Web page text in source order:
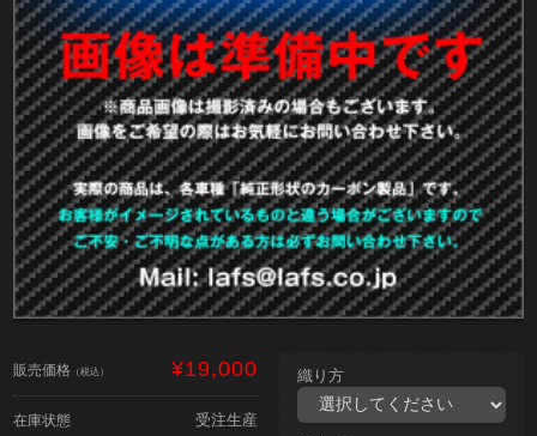
販売価格 （税込） ¥19,000
在庫状態 受注生産
織り方